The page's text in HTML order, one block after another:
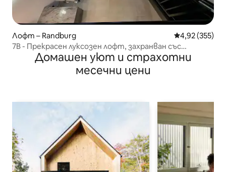
Лофт – Randburg Средна
4,92 (355)
7B - Прекрасен луксозен лофт, захранван със
слънчева енергия
Домашен уют и страхотни
месечни цени